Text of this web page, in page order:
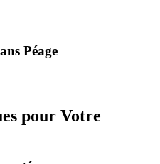
Péage
pour Votre